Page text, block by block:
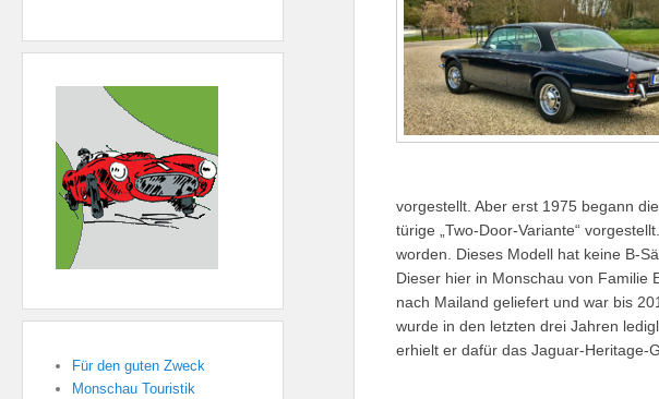
vorgestellt. Aber erst 1975 begann
türige „Two-Door-Variante“
worden. Dieses Modell hat keine B-
Dieser hier in Monschau von Familie
nach Mailand geliefert und war bis
wurde in den letzten drei Jahren
erhielt er dafür das Jaguar-Heritage-
Für den guten Zweck
Monschau Touristik